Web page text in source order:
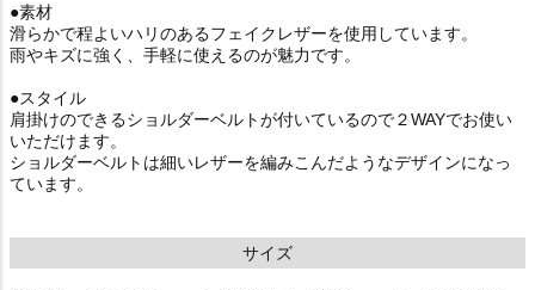
●素材
滑らかで程よいハリのあるフェイクレザーを使用しています。
雨やキズに強く、手軽に使えるのが魅力です。
●スタイル
肩掛けのできるショルダーベルトが付いているので２WAYでお使い
いただけます。
ショルダーベルトは細いレザーを編みこんだようなデザインになっ
ています。
サイズ